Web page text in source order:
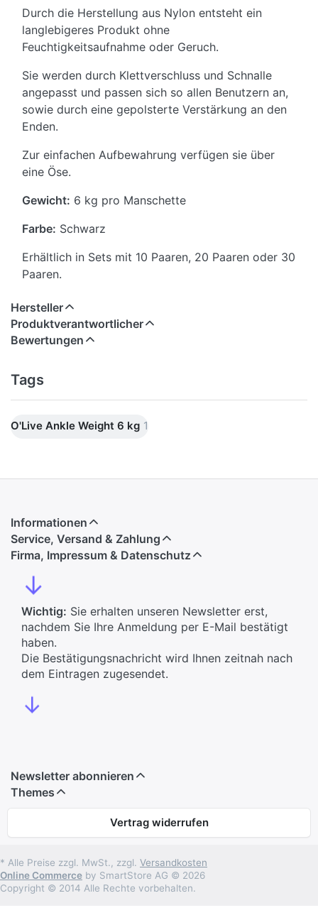
Durch die Herstellung aus Nylon entsteht ein
langlebigeres Produkt ohne
Feuchtigkeitsaufnahme oder Geruch.
Sie werden durch Klettverschluss und Schnalle
angepasst und passen sich so allen Benutzern an,
sowie durch eine gepolsterte Verstärkung an den
Enden.
Zur einfachen Aufbewahrung verfügen sie über
eine Öse.
Gewicht: 6 kg pro Manschette
Farbe: Schwarz
Erhältlich in Sets mit 10 Paaren, 20 Paaren oder 30
Paaren.
Hersteller
Produktverantwortlicher
Bewertungen
Tags
O'Live Ankle Weight 6 kg 1
Informationen
Service, Versand & Zahlung
Firma, Impressum & Datenschutz
↓
Wichtig: Sie erhalten unseren Newsletter erst,
nachdem Sie Ihre Anmeldung per E-Mail bestätigt
haben.
Die Bestätigungsnachricht wird Ihnen zeitnah nach
dem Eintragen zugesendet.
↓
Newsletter abonnieren
Themes
Vertrag widerrufen
* Alle Preise zzgl. MwSt., zzgl. Versandkosten
Online Commerce by SmartStore AG © 2026
Copyright © 2014 Alle Rechte vorbehalten.